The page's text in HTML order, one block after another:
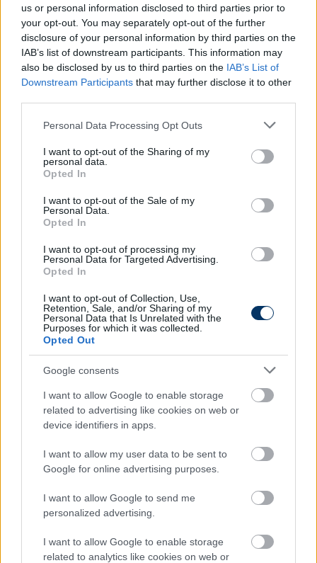
us or personal information disclosed to third parties prior to
your opt-out. You may separately opt-out of the further
disclosure of your personal information by third parties on the
IAB’s list of downstream participants. This information may
also be disclosed by us to third parties on the IAB’s List of
Downstream Participants that may further disclose it to other
Please note that this website/app uses one or more Google
not limited to your visit or usage behaviour. You may click to
grant or deny consent to Google and its third-party tags to
use your data for below specified purposes in below Google
consent section.
Personal Data Processing Opt Outs
I want to opt-out of the Sharing of my
personal data.
Opted In
I want to opt-out of the Sale of my
Personal Data.
Opted In
I want to opt-out of processing my
Personal Data for Targeted Advertising.
Opted In
I want to opt-out of Collection, Use,
Retention, Sale, and/or Sharing of my
Personal Data that Is Unrelated with the
Purposes for which it was collected.
Opted Out
Google consents
I want to allow Google to enable storage
related to advertising like cookies on web or
device identifiers in apps.
I want to allow my user data to be sent to
Google for online advertising purposes.
I want to allow Google to send me
personalized advertising.
I want to allow Google to enable storage
related to analytics like cookies on web or
A tréner új állomása Gyirmót lesz, a kék-sárgák az
előző szezon végén búcsúztak az NB II-től, így a
következő idényt az NB III-ban kezdik meg.
Már most pörögnek a csapatok az átigazolási
piacon. Folyamatosan frissülő rovatunkban
ezúttal is mindig mindent megtalálsz - csak
kattints ide és böngészd a híreket egy nap
Olvastad már?
NB II: Hiába a feljutás, távozik az
aranyérmes csapat edzője - már az
utódja is megvan
A Csakfoci információi szerint az NB II-be való feljutás
ellenére távozik a Tiszakécske edzője, Balogh Pál.